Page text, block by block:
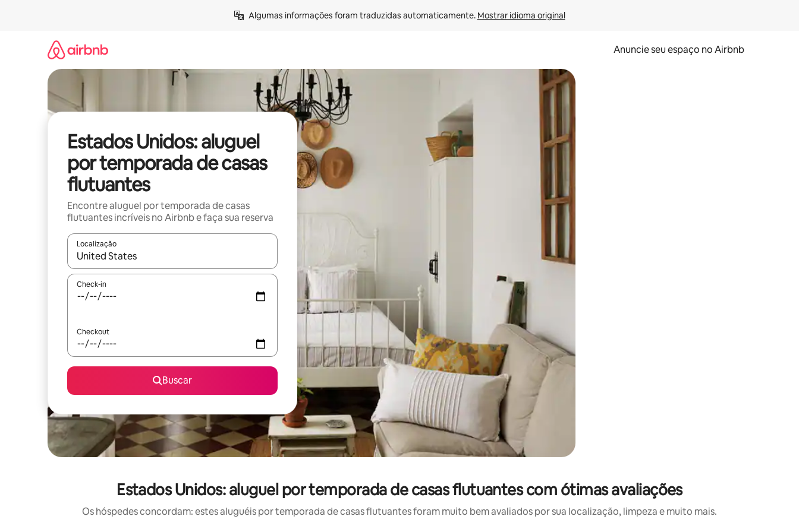
Algumas informações foram traduzidas automaticamente. Mostrar idioma original
Anuncie seu espaço no Airbnb
Estados Unidos: aluguel
por temporada de casas
flutuantes
Encontre aluguel por temporada de casas
flutuantes incríveis no Airbnb e faça sua reserva
Localização
Quando os resultados estiverem disponíveis, explore-os usando as seta para cima e para baixo do teclado ou tocando e deslizando o dedo na tela.
Check-in
Checkout
Buscar
Estados Unidos: aluguel por temporada de casas flutuantes com ótimas avaliações
Os hóspedes concordam: estes aluguéis por temporada de casas flutuantes foram muito bem avaliados por sua localização, limpeza e muito mais.